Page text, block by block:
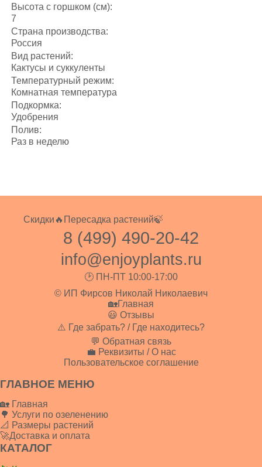
Высота с горшком (см):
7
Страна производства:
Россия
Вид растений:
Кактусы и суккуленты
Температурный режим:
Комнатная температура
Подкормка:
Удобрения
Полив:
Раз в неделю
Скидки🔥 Пересадка растений🍃
8 (499) 490-20-42
info@enjoyplants.ru
🕑 ПН-ПТ 10:00-17:00
© ИП Фирсов Николай Николаевич
🏡Главная
😃 Отзывы
⚠️ Где забрать? / Где находитесь?
💬 Обратная связь
💼 Реквизиты / О нас
Пользовательское соглашение
ГЛАВНОЕ МЕНЮ
🏡 Главная
🌳 Услуги по озеленению
📐 Размеры растений
🚀Доставка и оплата
КАТАЛОГ